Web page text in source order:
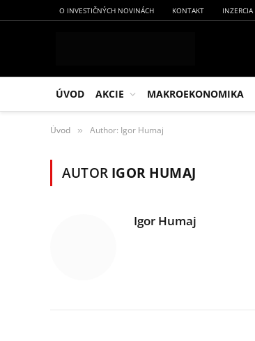
O INVESTIČNÝCH NOVINÁCH KONTAKT INZERCIA
ÚVOD AKCIE MAKROEKONOMIKA
Úvod » Author: Igor Humaj
AUTOR IGOR HUMAJ
Igor Humaj